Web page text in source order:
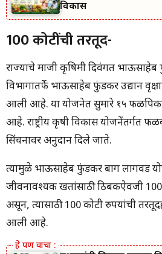
विकास
100 कोटींची तरतूद-
राज्याचे माजी कृषिमंत्री दिवंगत
विभागातर्फे भाऊसाहेब फुंडकर उद्यान
आली आहे. या योजनेत सुमारे १५
आहे. राष्ट्रीय कृषी विकास योजनेंतर्गत
सिंचनावर अनुदान दिले जाते.
त्यामुळे भाऊसाहेब फुंडकर बाग लागवड
जीवनावश्यक खतांसाठी ठिबकऐवजी
असून, त्यासाठी 100 कोटी रुपयांची
आली आहे.